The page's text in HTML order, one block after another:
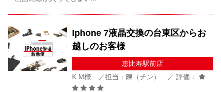
Iphone 7液晶交換の台東区からお
越しのお客様
恵比寿駅前店
K.M様 ／担当：陳（チン） ／ 評価：